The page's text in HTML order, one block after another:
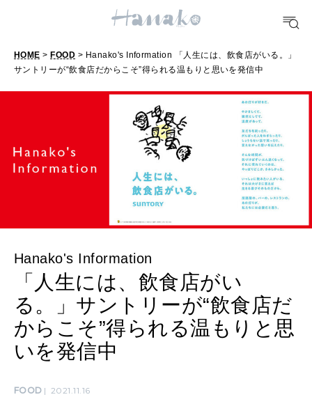
FOOD
おいしい
TRAVEL
どこ行く？
FORTUNE
[12星座別] Weekly Holoscope
[12星座別] Monthly Love Holoscope
女神まり愛のタロットメッセージ
HEALTH
自分にやさしく
HOME > FOOD > Hanako's Information 「人生には、飲食店がいる。」
サントリーが“飲食店だからこそ”得られる温もりと思いを発信中
Hanako's Information
「人生には、飲食店がい
る。」サントリーが“飲食店だ
からこそ”得られる温もりと思
いを発信中
FOOD 2021.11.16